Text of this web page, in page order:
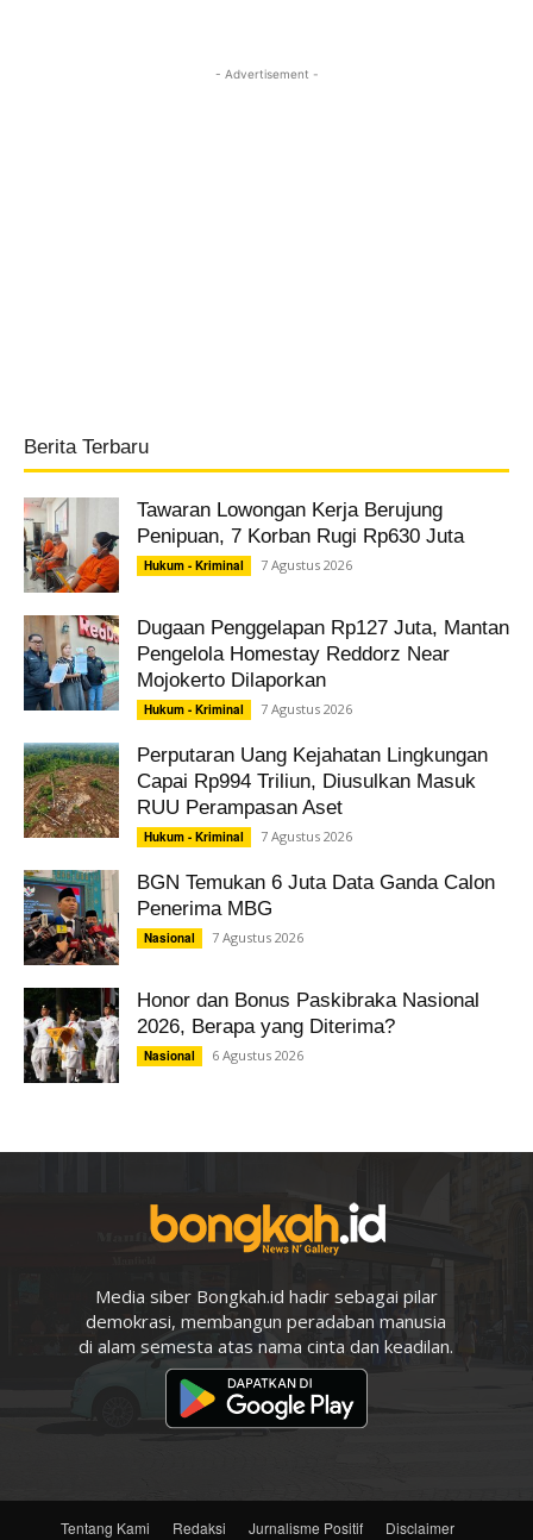
- Advertisement -
Berita Terbaru
Tawaran Lowongan Kerja Berujung
Penipuan, 7 Korban Rugi Rp630 Juta
Hukum - Kriminal 7 Agustus 2026
Dugaan Penggelapan Rp127 Juta, Mantan
Pengelola Homestay Reddorz Near
Mojokerto Dilaporkan
Hukum - Kriminal 7 Agustus 2026
Perputaran Uang Kejahatan Lingkungan
Capai Rp994 Triliun, Diusulkan Masuk
RUU Perampasan Aset
Hukum - Kriminal 7 Agustus 2026
BGN Temukan 6 Juta Data Ganda Calon
Penerima MBG
Nasional 7 Agustus 2026
Honor dan Bonus Paskibraka Nasional
2026, Berapa yang Diterima?
Nasional 6 Agustus 2026
Media siber Bongkah.id hadir sebagai pilar
demokrasi, membangun peradaban manusia
di alam semesta atas nama cinta dan keadilan.
Tentang Kami Redaksi Jurnalisme Positif Disclaimer